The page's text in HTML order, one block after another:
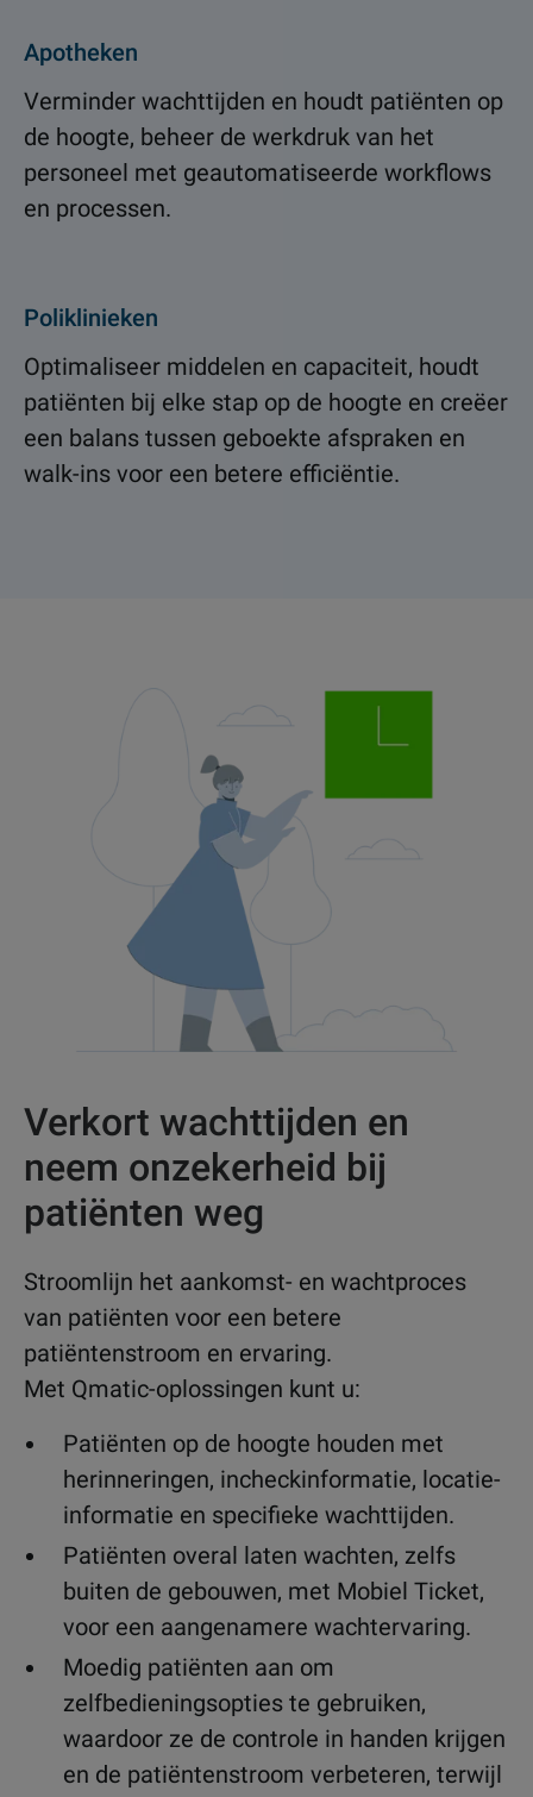
Apotheken
Verminder wachttijden en houdt patiënten op
de hoogte, beheer de werkdruk van het
personeel met geautomatiseerde workflows
en processen.
Poliklinieken
Optimaliseer middelen en capaciteit, houdt
patiënten bij elke stap op de hoogte en creëer
een balans tussen geboekte afspraken en
walk-ins voor een betere efficiëntie.
Verkort wachttijden en
neem onzekerheid bij
patiënten weg
Stroomlijn het aankomst- en wachtproces
van patiënten voor een betere
patiëntenstroom en ervaring.
Met Qmatic-oplossingen kunt u:
Patiënten op de hoogte houden met
herinneringen, incheckinformatie, locatie-
informatie en specifieke wachttijden.
Patiënten overal laten wachten, zelfs
buiten de gebouwen, met Mobiel Ticket,
voor een aangenamere wachtervaring.
Moedig patiënten aan om
zelfbedieningsopties te gebruiken,
waardoor ze de controle in handen krijgen
en de patiëntenstroom verbeteren, terwijl